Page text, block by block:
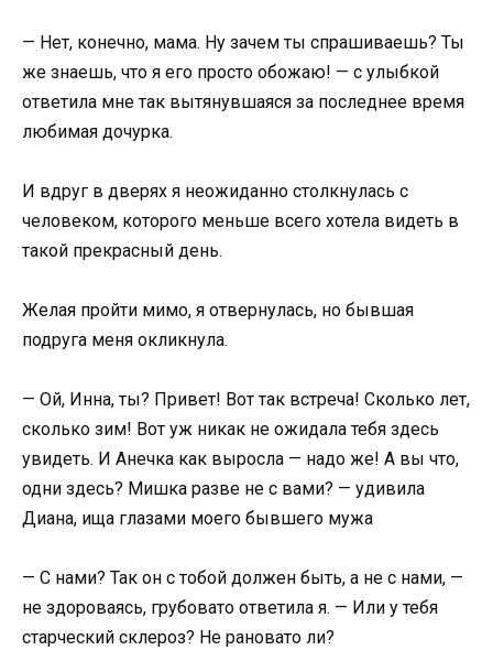
— Нет, конечно, мама. Ну зачем ты спрашиваешь? Ты
же знаешь, что я его просто обожаю! — с улыбкой
ответила мне так вытянувшаяся за последнее время
любимая дочурка.
И вдруг в дверях я неожиданно столкнулась с
человеком, которого меньше всего хотела видеть в
такой прекрасный день.
Желая пройти мимо, я отвернулась, но бывшая
подруга меня окликнула.
— Ой, Инна, ты? Привет! Вот так встреча! Сколько лет,
сколько зим! Вот уж никак не ожидала тебя здесь
увидеть. И Анечка как выросла — надо же! А вы что,
одни здесь? Мишка разве не с вами? — удивила
Диана, ища глазами моего бывшего мужа
— С нами? Так он с тобой должен быть, а не с нами, —
не здороваясь, грубовато ответила я. — Или у тебя
старческий склероз? Не рановато ли?